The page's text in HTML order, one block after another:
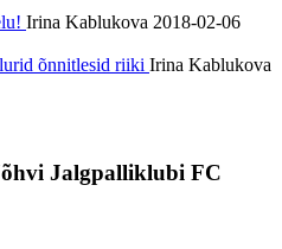
Irina Kablukova 2018-02-06
õnnitlesid riiki Irina Kablukova
Jalgpalliklubi FC